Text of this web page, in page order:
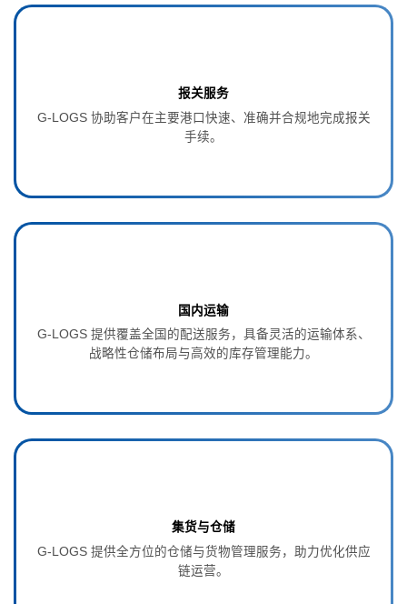
报关服务
G‑LOGS 协助客户在主要港口快速、准确并合规地完成报关
手续。
国内运输
G‑LOGS 提供覆盖全国的配送服务，具备灵活的运输体系、
战略性仓储布局与高效的库存管理能力。
集货与仓储
G‑LOGS 提供全方位的仓储与货物管理服务，助力优化供应
链运营。